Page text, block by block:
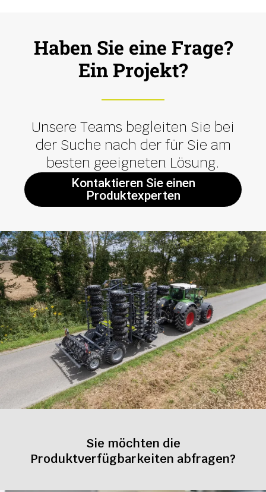
Haben Sie eine Frage?
Ein Projekt?
Unsere Teams begleiten Sie bei
der Suche nach der für Sie am
besten geeigneten Lösung.
Kontaktieren Sie einen
Produktexperten
Sie möchten die
Produktverfügbarkeiten abfragen?